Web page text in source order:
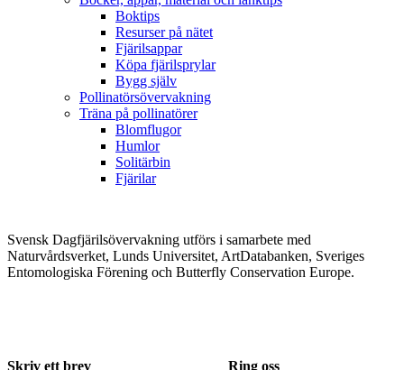
Boktips
Resurser på nätet
Fjärilsappar
Köpa fjärilsprylar
Bygg själv
Pollinatörsövervakning
Träna på pollinatörer
Blomflugor
Humlor
Solitärbin
Fjärilar
Svensk Dagfjärilsövervakning utförs i samarbete med
Naturvårdsverket, Lunds Universitet, ArtDatabanken, Sveriges
Entomologiska Förening och Butterfly Conservation Europe.
Skriv ett brev Ring oss